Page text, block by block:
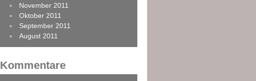
November 2011
Oktober 2011
September 2011
August 2011
Kommentare